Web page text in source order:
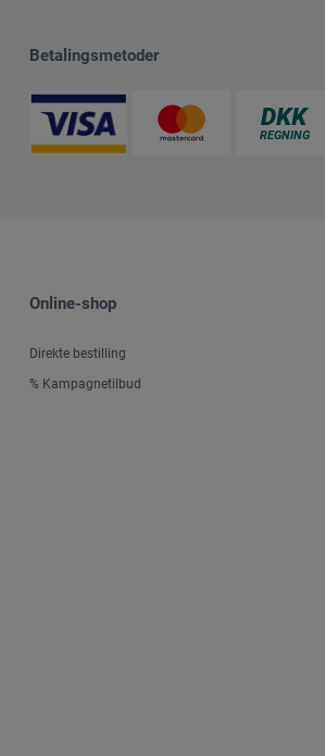
Betalingsmetoder
Online-shop
Direkte bestilling
% Kampagnetilbud